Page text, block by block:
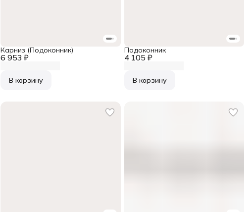
6 953 ₽
Карниз (Подоконник)
В корзину
4 105 ₽
Подоконник
В корзину